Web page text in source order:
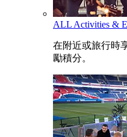
ALL Activities &
在附近或旅行時
勵積分。